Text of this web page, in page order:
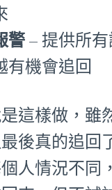
警 – 提供所有
有機會追回
這樣做，雖
後真的追回
人情況不同